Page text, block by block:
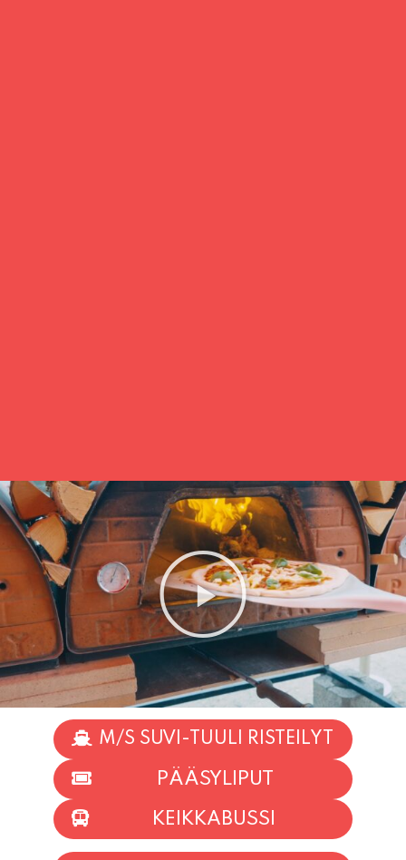
M/S SUVI-TUULI RISTEILYT
PÄÄSYLIPUT
KEIKKABUSSI